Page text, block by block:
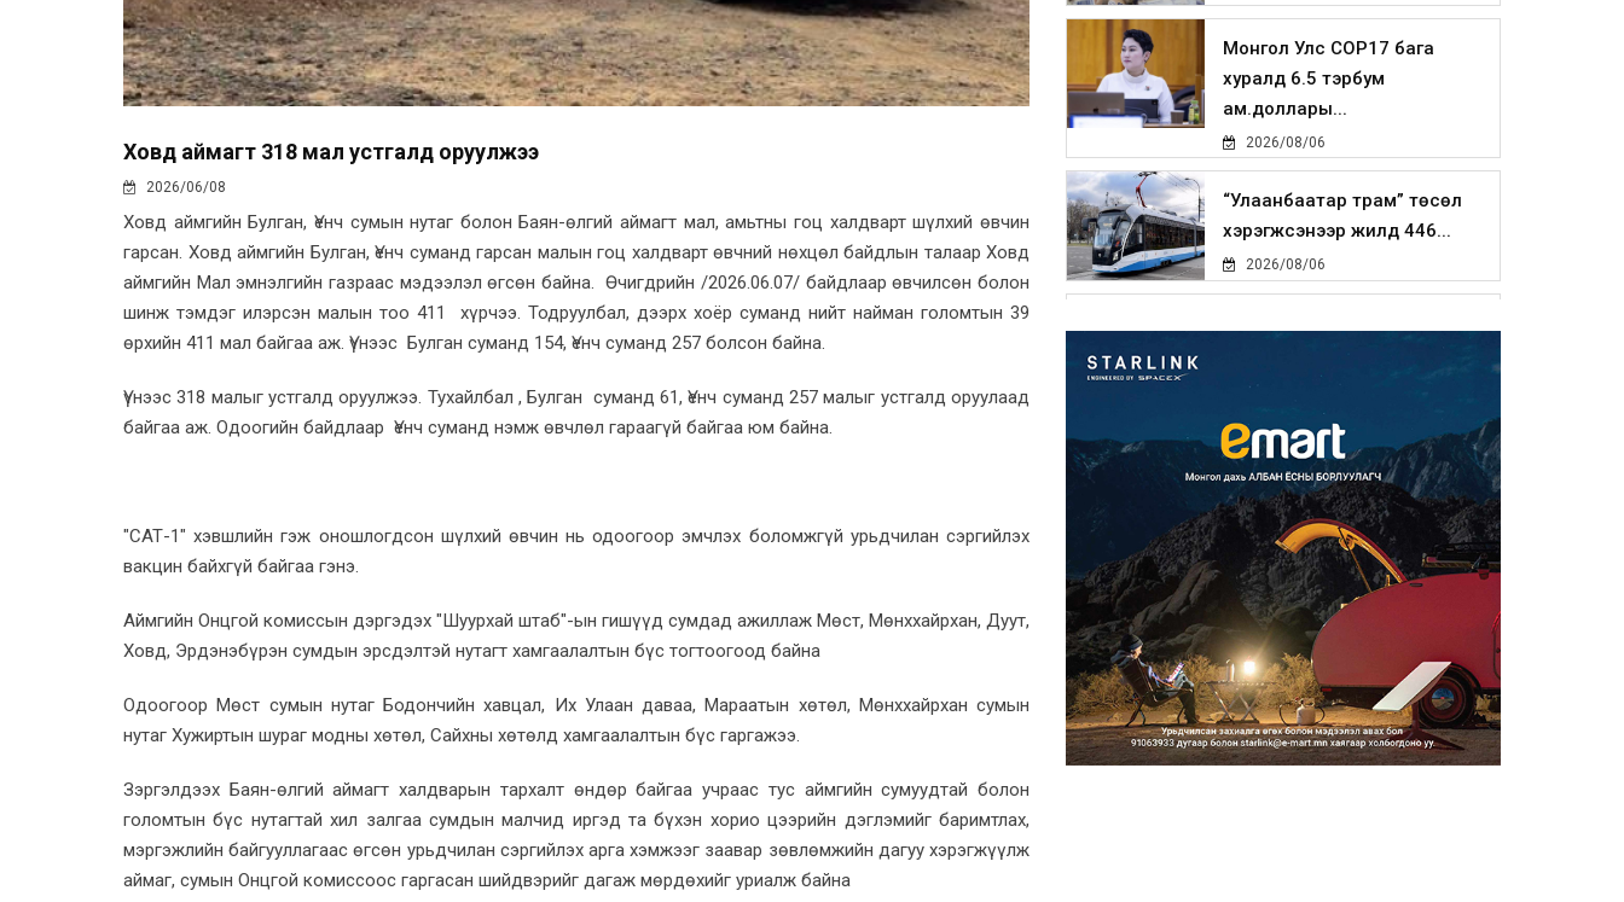
Ховд аймагт 318 мал устгалд оруулжээ
2026/06/08
Ховд аймгийн Булган, Үенч сумын нутаг болон Баян-өлгий аймагт мал, амьтны гоц халдварт шүлхий өвчин
гарсан. Ховд аймгийн Булган, Үенч суманд гарсан малын гоц халдварт өвчний нөхцөл байдлын талаар Ховд
аймгийн Мал эмнэлгийн газраас мэдээлэл өгсөн байна. Өчигдрийн /2026.06.07/ байдлаар өвчилсөн болон
шинж тэмдэг илэрсэн малын тоо 411 хүрчээ. Тодруулбал, дээрх хоёр суманд нийт найман голомтын 39
өрхийн 411 мал байгаа аж. Үүнээс Булган суманд 154, Үенч суманд 257 болсон байна.
Үүнээс 318 малыг устгалд оруулжээ. Тухайлбал , Булган суманд 61, Үенч суманд 257 малыг устгалд оруулаад
байгаа аж. Одоогийн байдлаар Үенч суманд нэмж өвчлөл гараагүй байгаа юм байна.
"САТ-1" хэвшлийн гэж оношлогдсон шүлхий өвчин нь одоогоор эмчлэх боломжгүй урьдчилан сэргийлэх
вакцин байхгүй байгаа гэнэ.
Аймгийн Онцгой комиссын дэргэдэх "Шуурхай штаб"-ын гишүүд сумдад ажиллаж Мөст, Мөнххайрхан, Дуут,
Ховд, Эрдэнэбүрэн сумдын эрсдэлтэй нутагт хамгаалалтын бүс тогтоогоод байна
Одоогоор Мөст сумын нутаг Бодончийн хавцал, Их Улаан даваа, Мараатын хөтөл, Мөнххайрхан сумын
нутаг Хужиртын шураг модны хөтөл, Сайхны хөтөлд хамгаалалтын бүс гаргажээ.
Зэргэлдээх Баян-өлгий аймагт халдварын тархалт өндөр байгаа учраас тус аймгийн сумуудтай болон
голомтын бүс нутагтай хил залгаа сумдын малчид иргэд та бүхэн хорио цээрийн дэглэмийг баримтлах,
мэргэжлийн байгууллагаас өгсөн урьдчилан сэргийлэх арга хэмжээг заавар зөвлөмжийн дагуу хэрэгжүүлж
аймаг, сумын Онцгой комиссоос гаргасан шийдвэрийг дагаж мөрдөхийг уриалж байна
Монгол Улс COP17 бага
хуралд 6.5 тэрбум
ам.доллары...
2026/08/06
“Улаанбаатар трам” төсөл
хэрэгжсэнээр жилд 446...
2026/08/06
2026/08/06
Улаанбаатарт өдөртөө 29 хэм
дулаан
2026/08/06
Прокурорын байгууллага
өнгөрсөн долоо хоногт 29,44...
2026/08/05
Тэгш, сондгойгоор замын
хөдөлгөөнд оролцох зохицуу...
2026/08/05